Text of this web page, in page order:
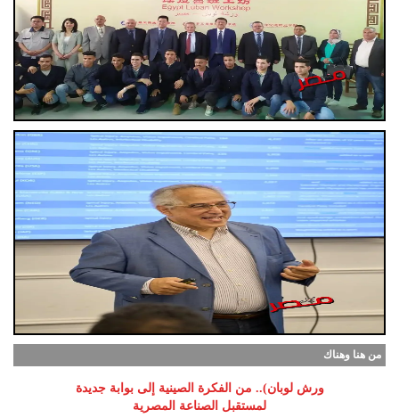
من هنا وهناك
ورش لوبان).. من الفكرة الصينية إلى بوابة جديدة
لمستقبل الصناعة المصرية